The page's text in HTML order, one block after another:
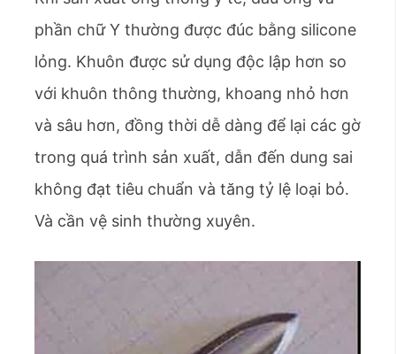
phần chữ Y thường được đúc bằng silicone
lỏng. Khuôn được sử dụng độc lập hơn so
với khuôn thông thường, khoang nhỏ hơn
và sâu hơn, đồng thời dễ dàng để lại các gờ
trong quá trình sản xuất, dẫn đến dung sai
không đạt tiêu chuẩn và tăng tỷ lệ loại bỏ.
Và cần vệ sinh thường xuyên.